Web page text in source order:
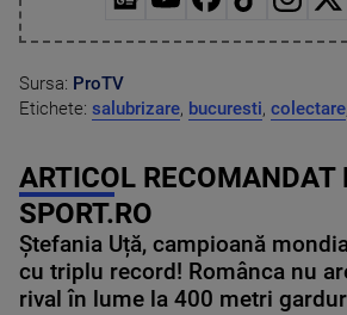
Sursa: ProTV
Etichete: salubrizare, bucuresti, colectare
ARTICOL RECOMANDAT
SPORT.RO
Ștefania Uță, campioană
cu triplu record! Românca nu
rival în lume la 400 metri